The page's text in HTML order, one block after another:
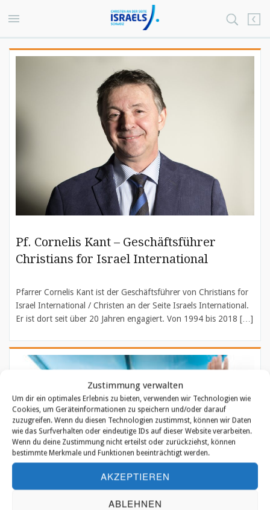
Zustimmung verwalten
Um dir ein optimales Erlebnis zu bieten, verwenden wir Technologien wie
Cookies, um Geräteinformationen zu speichern und/oder darauf
zuzugreifen. Wenn du diesen Technologien zustimmst, können wir Daten
wie das Surfverhalten oder eindeutige IDs auf dieser Website verarbeiten.
Wenn du deine Zustimmung nicht erteilst oder zurückziehst, können
bestimmte Merkmale und Funktionen beeinträchtigt werden.
AKZEPTIEREN
ABLEHNEN
Pf. Cornelis Kant – Geschäftsführer
Christians for Israel International
Pfarrer Cornelis Kant ist der Geschäftsführer von Christians for
Israel International / Christen an der Seite Israels International.
Er ist dort seit über 20 Jahren engagiert. Von 1994 bis 2018 […]